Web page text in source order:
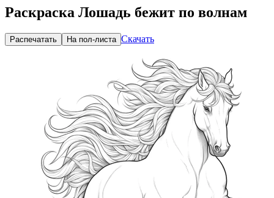
Раскраска Лошадь бежит по волнам
Распечатать На пол-листа Скачать